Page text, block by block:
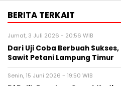
BERITA TERKAIT
Jumat, 3 Juli 2026 - 20:56 WIB
Dari Uji Coba Berbuah
Sawit Petani Lampung Timur
Senin, 15 Juni 2026 - 19:50 WIB